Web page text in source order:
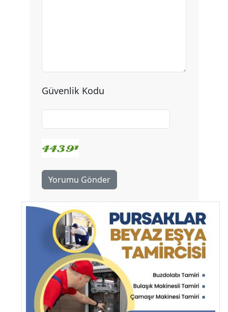
Güvenlik Kodu
Yorumu Gönder